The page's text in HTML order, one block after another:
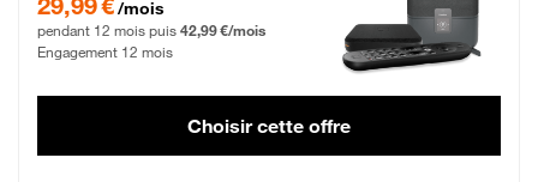
29,99 €/mois
pendant 12 mois puis 42,99 €/mois
Engagement 12 mois
Choisir cette offre